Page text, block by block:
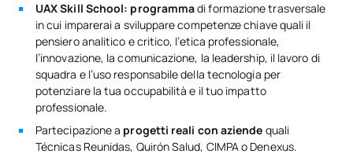
UAX Skill School: programmadi formazione trasversale
in cui imparerai a sviluppare competenze chiave quali il
pensiero analitico e critico, l’etica professionale,
l’innovazione, la comunicazione, la leadership, il lavoro di
squadra e l’uso responsabile della tecnologia per
potenziare la tua occupabilità e il tuo impatto
professionale.
Partecipazione a progetti reali con aziende quali
Técnicas Reunidas, Quirón Salud, CIMPA o Denexus.